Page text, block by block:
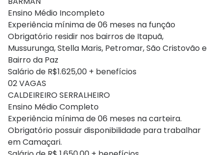
Ensino Médio Incompleto
Experiência mínima de 06 meses na função
Obrigatório residir nos bairros de Itapuã,
Mussurunga, Stella Maris, Petromar, São Cristovão e
Bairro da Paz
Salário de R$1.625,00 + benefícios
02 VAGAS
CALDEIREIRO SERRALHEIRO
Ensino Médio Completo
Experiência mínima de 06 meses na carteira.
Obrigatório possuir disponibilidade para trabalhar
em Camaçari.